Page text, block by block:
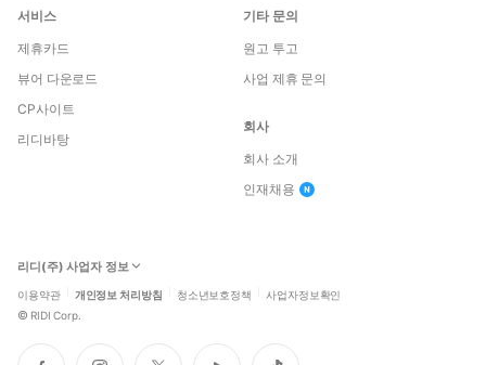
서비스
제휴카드
뷰어 다운로드
CP사이트
리디바탕
기타 문의
원고 투고
사업 제휴 문의
회사
회사 소개
인재채용
리디(주) 사업자 정보
이용약관 개인정보 처리방침 청소년보호정책 사업자정보확인
© RIDI Corp.